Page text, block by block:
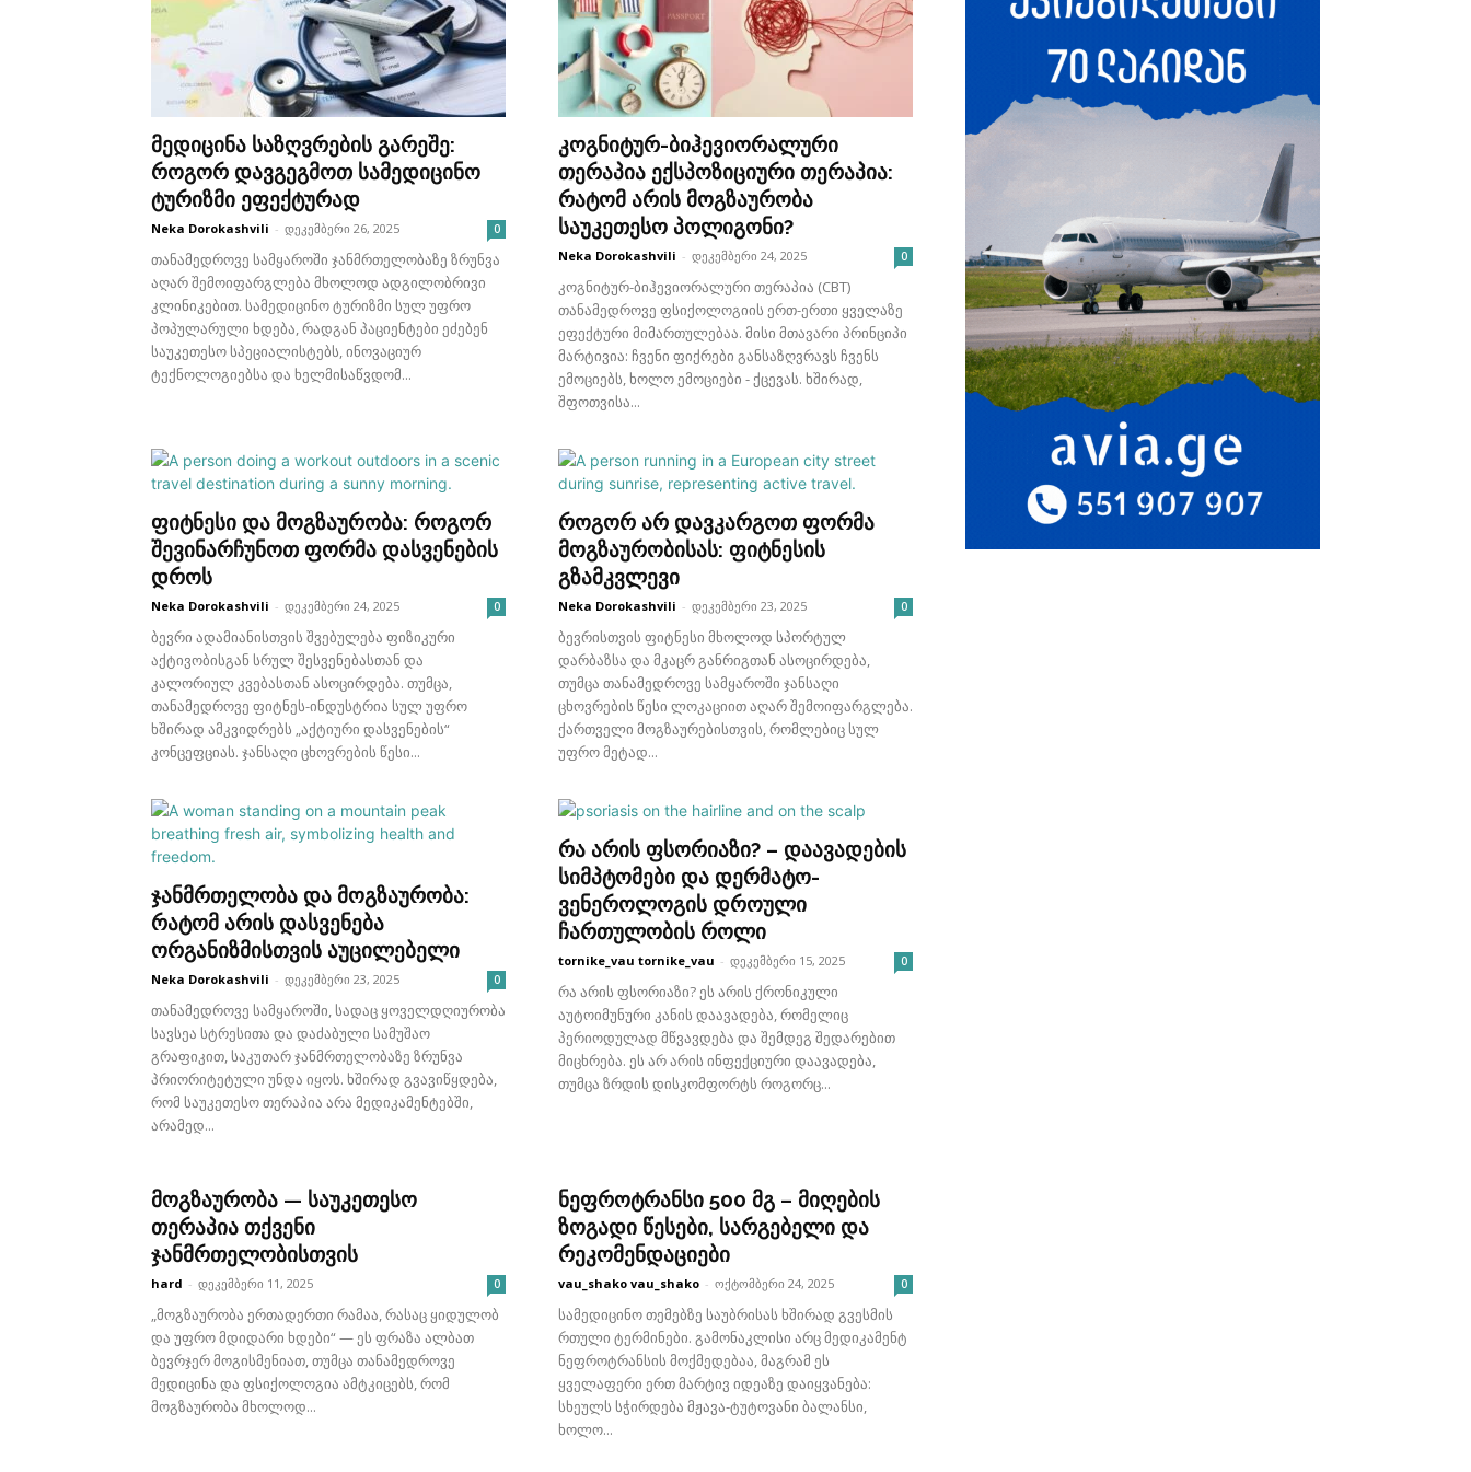
მედიცინა საზღვრების გარეშე:
როგორ დავგეგმოთ სამედიცინო
ტურიზმი ეფექტურად
Neka Dorokashvili - დეკემბერი 26, 2025 0
თანამედროვე სამყაროში ჯანმრთელობაზე ზრუნვა
აღარ შემოიფარგლება მხოლოდ ადგილობრივი
კლინიკებით. სამედიცინო ტურიზმი სულ უფრო
პოპულარული ხდება, რადგან პაციენტები ეძებენ
საუკეთესო სპეციალისტებს, ინოვაციურ
ტექნოლოგიებსა და ხელმისაწვდომ...
კოგნიტურ-ბიჰევიორალური
თერაპია ექსპოზიციური თერაპია:
რატომ არის მოგზაურობა
საუკეთესო პოლიგონი?
Neka Dorokashvili - დეკემბერი 24, 2025 0
კოგნიტურ-ბიჰევიორალური თერაპია (CBT)
თანამედროვე ფსიქოლოგიის ერთ-ერთი ყველაზე
ეფექტური მიმართულებაა. მისი მთავარი პრინციპი
მარტივია: ჩვენი ფიქრები განსაზღვრავს ჩვენს
ემოციებს, ხოლო ემოციები - ქცევას. ხშირად,
შფოთვისა...
ფიტნესი და მოგზაურობა: როგორ
შევინარჩუნოთ ფორმა დასვენების
დროს
Neka Dorokashvili - დეკემბერი 24, 2025 0
ბევრი ადამიანისთვის შვებულება ფიზიკური
აქტივობისგან სრულ შესვენებასთან და
კალორიულ კვებასთან ასოცირდება. თუმცა,
თანამედროვე ფიტნეს-ინდუსტრია სულ უფრო
ხშირად ამკვიდრებს „აქტიური დასვენების“
კონცეფციას. ჯანსაღი ცხოვრების წესი...
როგორ არ დავკარგოთ ფორმა
მოგზაურობისას: ფიტნესის
გზამკვლევი
Neka Dorokashvili - დეკემბერი 23, 2025 0
ბევრისთვის ფიტნესი მხოლოდ სპორტულ
დარბაზსა და მკაცრ განრიგთან ასოცირდება,
თუმცა თანამედროვე სამყაროში ჯანსაღი
ცხოვრების წესი ლოკაციით აღარ შემოიფარგლება.
ქართველი მოგზაურებისთვის, რომლებიც სულ
უფრო მეტად...
ჯანმრთელობა და მოგზაურობა:
რატომ არის დასვენება
ორგანიზმისთვის აუცილებელი
Neka Dorokashvili - დეკემბერი 23, 2025 0
თანამედროვე სამყაროში, სადაც ყოველდღიურობა
სავსეა სტრესითა და დაძაბული სამუშაო
გრაფიკით, საკუთარ ჯანმრთელობაზე ზრუნვა
პრიორიტეტული უნდა იყოს. ხშირად გვავიწყდება,
რომ საუკეთესო თერაპია არა მედიკამენტებში,
არამედ...
რა არის ფსორიაზი? – დაავადების
სიმპტომები და დერმატო-
ვენეროლოგის დროული
ჩართულობის როლი
tornike_vau tornike_vau - დეკემბერი 15, 2025 0
რა არის ფსორიაზი? ეს არის ქრონიკული
აუტოიმუნური კანის დაავადება, რომელიც
პერიოდულად მწვავდება და შემდეგ შედარებით
მიცხრება. ეს არ არის ინფექციური დაავადება,
თუმცა ზრდის დისკომფორტს როგორც...
მოგზაურობა — საუკეთესო
თერაპია თქვენი
ჯანმრთელობისთვის
hard - დეკემბერი 11, 2025 0
„მოგზაურობა ერთადერთი რამაა, რასაც ყიდულობ
და უფრო მდიდარი ხდები“ — ეს ფრაზა ალბათ
ბევრჯერ მოგისმენიათ, თუმცა თანამედროვე
მედიცინა და ფსიქოლოგია ამტკიცებს, რომ
მოგზაურობა მხოლოდ...
ნეფროტრანსი 500 მგ – მიღების
ზოგადი წესები, სარგებელი და
რეკომენდაციები
vau_shako vau_shako - ოქტომბერი 24, 2025 0
სამედიცინო თემებზე საუბრისას ხშირად გვესმის
რთული ტერმინები. გამონაკლისი არც მედიკამენტ
ნეფროტრანსის მოქმედებაა, მაგრამ ეს
ყველაფერი ერთ მარტივ იდეაზე დაიყვანება:
სხეულს სჭირდება მჟავა-ტუტოვანი ბალანსი,
ხოლო...